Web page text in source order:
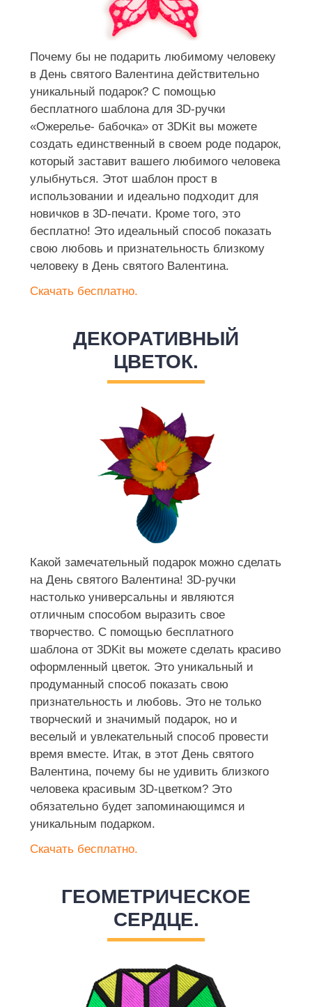
Почему бы не подарить любимому человеку
в День святого Валентина действительно
уникальный подарок? С помощью
бесплатного шаблона для 3D-ручки
«Ожерелье- бабочка» от 3DKit вы можете
создать единственный в своем роде подарок,
который заставит вашего любимого человека
улыбнуться. Этот шаблон прост в
использовании и идеально подходит для
новичков в 3D-печати. Кроме того, это
бесплатно! Это идеальный способ показать
свою любовь и признательность близкому
человеку в День святого Валентина.
Скачать бесплатно.
ДЕКОРАТИВНЫЙ
ЦВЕТОК.
Какой замечательный подарок можно сделать
на День святого Валентина! 3D-ручки
настолько универсальны и являются
отличным способом выразить свое
творчество. С помощью бесплатного
шаблона от 3DKit вы можете сделать красиво
оформленный цветок. Это уникальный и
продуманный способ показать свою
признательность и любовь. Это не только
творческий и значимый подарок, но и
веселый и увлекательный способ провести
время вместе. Итак, в этот День святого
Валентина, почему бы не удивить близкого
человека красивым 3D-цветком? Это
обязательно будет запоминающимся и
уникальным подарком.
Скачать бесплатно.
ГЕОМЕТРИЧЕСКОЕ
СЕРДЦЕ.